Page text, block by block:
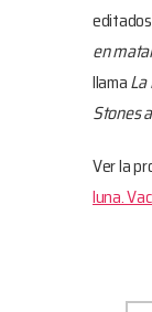
en
llama
Stones
Ver la
luna.